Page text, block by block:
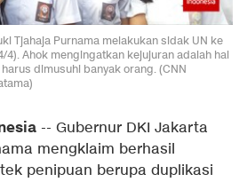
Tjahaja Purnama melakukan sidak UN ke
4). Ahok mengingatkan kejujuran adalah hal
dimusuhi banyak orang. (CNN
-- Gubernur DKI Jakarta
mengklaim berhasil
penipuan berupa duplikasi